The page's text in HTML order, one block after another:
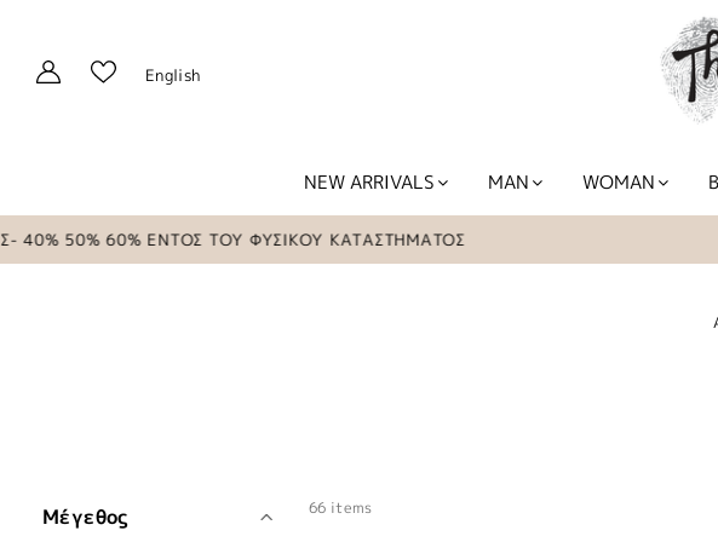
English
NEW ARRIVALS MAN WOMAN
60% ΕΝΤΟΣ ΤΟΥ ΦΥΣΙΚΟΥ ΚΑΤΑΣΤΗΜΑΤΟΣ
Μέγεθος 66 items